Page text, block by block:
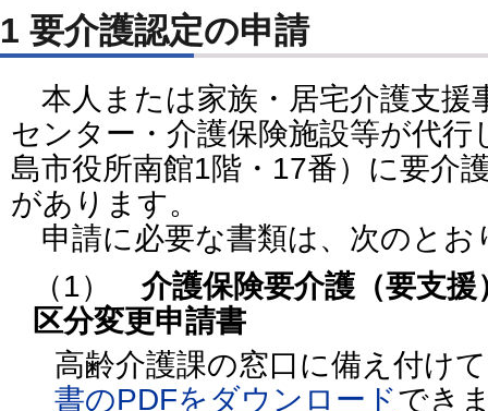
1 要介護認定の申請
本人または家族・居宅介護支援
センター・介護保険施設等が代行
島市役所南館1階・17番）に要介
があります。
申請に必要な書類は、次のと
（1） 介護保険要介護（要支
区分変更申請書
高齢介護課の窓口に備え付け
書のPDFをダウンロードでき